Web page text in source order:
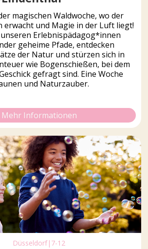
magischen Waldwoche, wo der
erwacht und Magie in der Luft liegt!
Erlebnispädagog*innen
geheime Pfade, entdecken
der Natur und stürzen sich in
wie Bogenschießen, bei dem
gefragt sind. Eine Woche
und Naturzauber.
Mehr Informationen
Düsseldorf| 7-12